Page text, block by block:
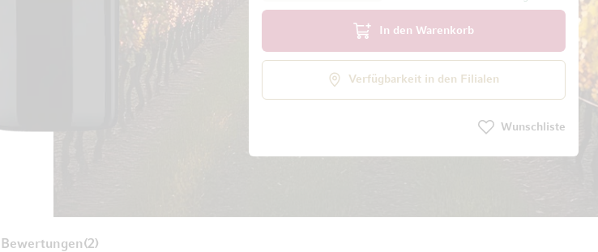
In den Warenkorb
Verfügbarkeit in den Filialen
Wunschliste
Bewertungen 2